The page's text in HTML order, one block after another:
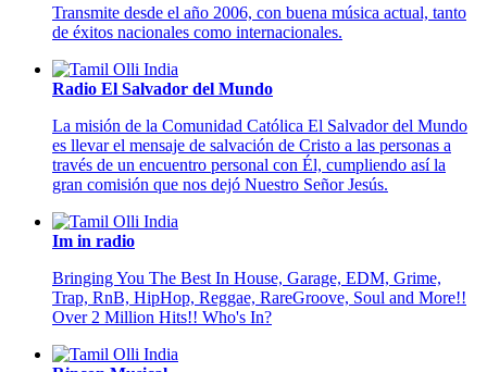
Transmite desde el año 2006, con buena música actual, tanto
de éxitos nacionales como internacionales.
Radio El Salvador del Mundo
La misión de la Comunidad Católica El Salvador del Mundo
es llevar el mensaje de salvación de Cristo a las personas a
través de un encuentro personal con Él, cumpliendo así la
gran comisión que nos dejó Nuestro Señor Jesús.
Im in radio
Bringing You The Best In House, Garage, EDM, Grime,
Trap, RnB, HipHop, Reggae, RareGroove, Soul and More!!
Over 2 Million Hits!! Who's In?